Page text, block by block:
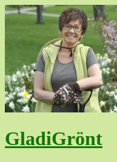
Hoppa
GladiGrönt